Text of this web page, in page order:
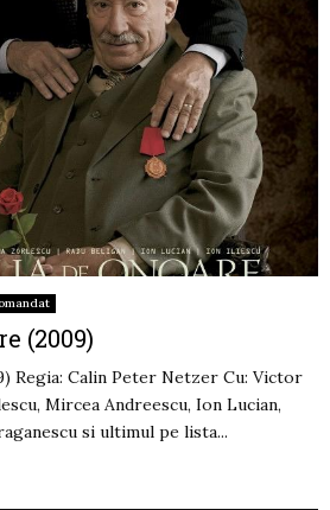
(2009)
Regia: Calin Peter Netzer Cu: Victor
Mircea Andreescu, Ion Lucian,
si ultimul pe lista...